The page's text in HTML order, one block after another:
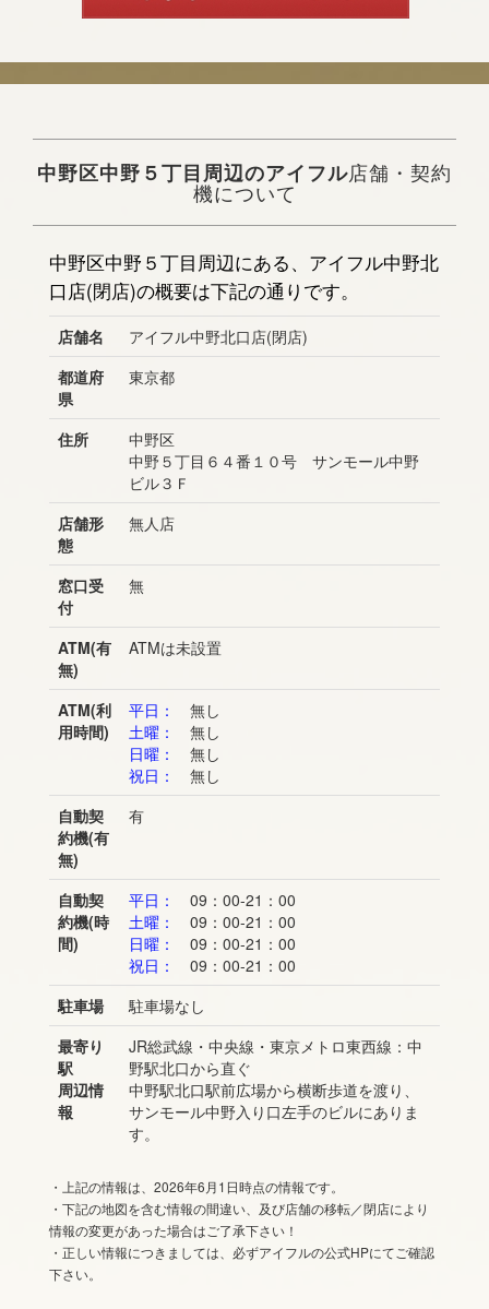
中野区中野５丁目周辺のアイフル店舗・契約
機について
中野区中野５丁目周辺にある、アイフル中野北
口店(閉店)の概要は下記の通りです。
店舗名
アイフル中野北口店(閉店)
都道府
県
東京都
住所
中野区
中野５丁目６４番１０号 サンモール中野
ビル３Ｆ
店舗形
態
無人店
窓口受
付
無
ATM(有
無)
ATMは未設置
ATM(利
用時間)
平日：
無し
土曜：
無し
日曜：
無し
祝日：
無し
自動契
約機(有
無)
有
自動契
約機(時
間)
平日：
09：00-21：00
土曜：
09：00-21：00
日曜：
09：00-21：00
祝日：
09：00-21：00
駐車場
駐車場なし
最寄り
駅
周辺情
報
JR総武線・中央線・東京メトロ東西線：中
野駅北口から直ぐ
中野駅北口駅前広場から横断歩道を渡り、
サンモール中野入り口左手のビルにありま
す。
・上記の情報は、2026年6月1日時点の情報です。
・下記の地図を含む情報の間違い、及び店舗の移転／閉店により
情報の変更があった場合はご了承下さい！
・正しい情報につきましては、必ずアイフルの公式HPにてご確認
下さい。